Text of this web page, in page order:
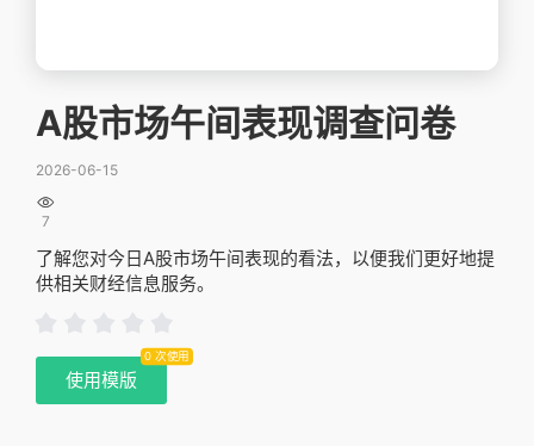
A股市场午间表现调查问卷
2026-06-15

7
了解您对今日A股市场午间表现的看法，以便我们更好地提
供相关财经信息服务。
使用模版
0 次使用